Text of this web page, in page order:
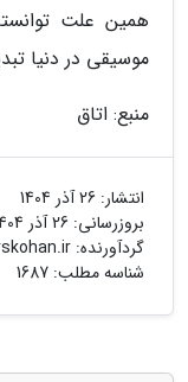
همین علت
موسیقی در دنیا
منبع: اتاق
انتشار: 26 آذر 1404
بروزرسانی: 26 آذر 1404
گردآورنده:
شناسه مطلب: 1687